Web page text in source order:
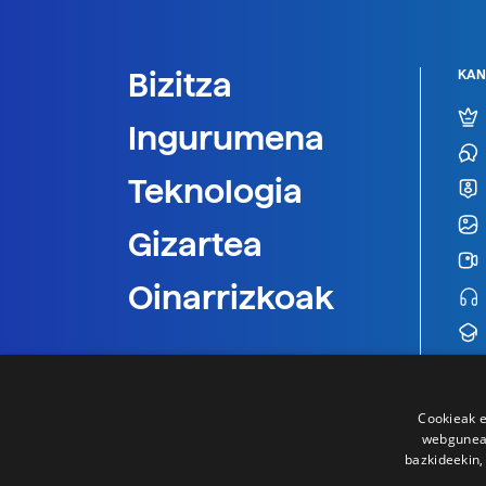
Bizitza
Ingurumena
Teknologia
Gizartea
Oinarrizkoak
Cookieak